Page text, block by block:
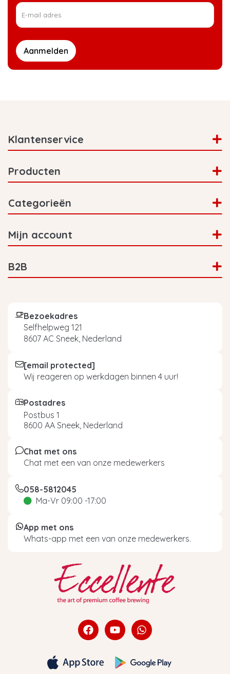
Aanmelden
Klantenservice
Producten
Categorieën
Mijn account
B2B
Bezoekadres
Selfhelpweg 121
8607 AC Sneek, Nederland
[email protected]
Wij reageren op werkdagen binnen 4 uur!
Postadres
Postbus 1
8600 AA Sneek, Nederland
Chat met ons
Chat met een van onze medewerkers
058-5812045
Ma-Vr 09:00 -17:00
App met ons
Whats-app met een van onze medewerkers.